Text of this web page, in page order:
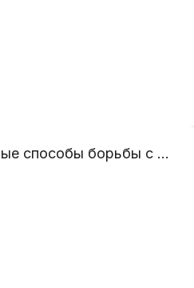
Современные способы борьбы с дронами с помощью РЭБ